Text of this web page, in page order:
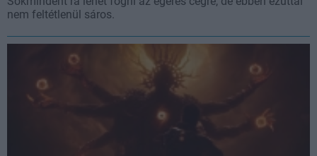
nem feltétlenül sáros.